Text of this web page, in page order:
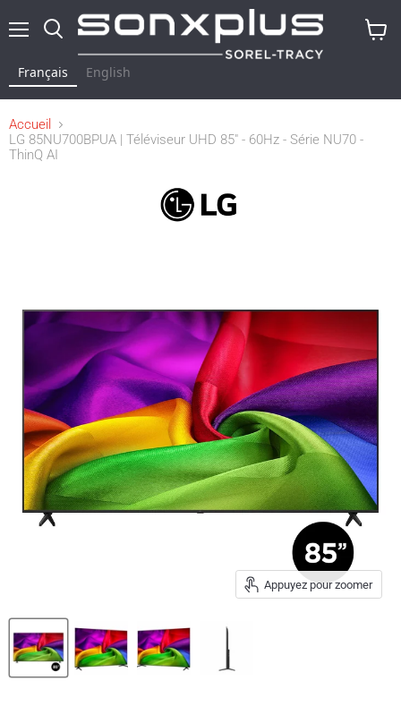
Français English
Accueil
LG 85NU700BPUA | Téléviseur UHD 85" - 60Hz - Série NU70 -
ThinQ AI
Appuyez pour zoomer